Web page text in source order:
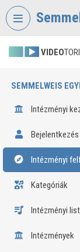
Fejléc kihagyása
VIDEO
SEMMELWEIS
Intézményi
Bejelentkezés
Intézményi
Kategóriák
Intézményi
Intézmények